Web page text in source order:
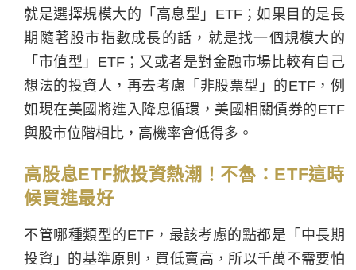
就是選擇規模大的「高息型」ETF；如果目的是長
期隨著股市指數成長的話，就是找一個規模大的
「市值型」ETF；又或者是對金融市場比較有自己
想法的投資人，再去考慮「非股票型」的ETF，例
如現在美國將進入降息循環，美國相關債券的ETF
與股市位階相比，高機率會低得多。
高股息ETF掀投資熱潮！不魯：ETF這時
候買進最好
不管哪種類型的ETF，最該考慮的點都是「中長期
投資」的基準原則，買低賣高，所以千萬不需要怕